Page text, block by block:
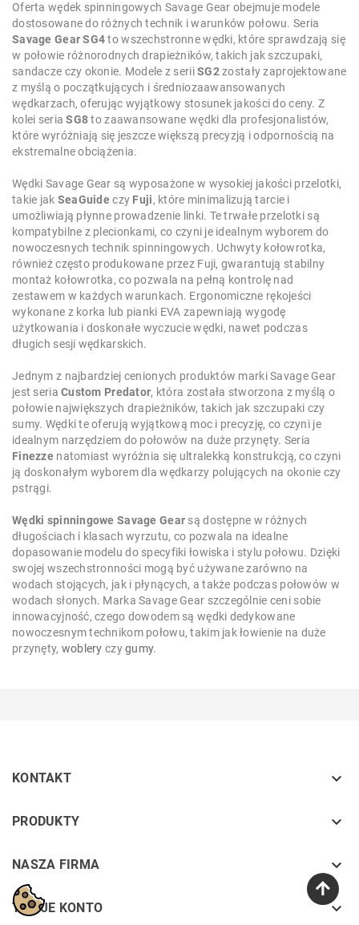
Oferta wędek spinningowych Savage Gear obejmuje modele
dostosowane do różnych technik i warunków połowu. Seria
Savage Gear SG4to wszechstronne wędki, które sprawdzają się
w połowie różnorodnych drapieżników, takich jak szczupaki,
sandacze czy okonie. Modele z seriiSG2zostały zaprojektowane
z myślą o początkujących i średniozaawansowanych
wędkarzach, oferując wyjątkowy stosunek jakości do ceny. Z
kolei seriaSG8to zaawansowane wędki dla profesjonalistów,
które wyróżniają się jeszcze większą precyzją i odpornością na
ekstremalne obciążenia.
Wędki Savage Gear są wyposażone w wysokiej jakości przelotki,
takie jak SeaGuide czy Fuji, które minimalizują tarcie i
umożliwiają płynne prowadzenie linki. Te trwałe przelotki są
kompatybilne z plecionkami, co czyni je idealnym wyborem do
nowoczesnych technik spinningowych. Uchwyty kołowrotka,
również często produkowane przez Fuji, gwarantują stabilny
montaż kołowrotka, co pozwala na pełną kontrolę nad
zestawem w każdych warunkach. Ergonomiczne rękojeści
wykonane z korka lub pianki EVA zapewniają wygodę
użytkowania i doskonałe wyczucie wędki, nawet podczas
długich sesji wędkarskich.
Jednym z najbardziej cenionych produktów marki Savage Gear
jest seriaCustom Predator, która została stworzona z myślą o
połowie największych drapieżników, takich jak szczupaki czy
sumy. Wędki te oferują wyjątkową moc i precyzję, co czyni je
idealnym narzędziem do połowów na duże przynęty. Seria
Finezze natomiast wyróżnia się ultralekką konstrukcją, co czyni
ją doskonałym wyborem dla wędkarzy polujących na okonie czy
pstrągi.
Wędki spinningowe Savage Gear są dostępne w różnych
długościach i klasach wyrzutu, co pozwala na idealne
dopasowanie modelu do specyfiki łowiska i stylu połowu. Dzięki
swojej wszechstronności mogą być używane zarówno na
wodach stojących, jak i płynących, a także podczas połowów w
wodach słonych. Marka Savage Gear szczególnie ceni sobie
innowacyjność, czego dowodem są wędki dedykowane
nowoczesnym technikom połowu, takim jak łowienie na duże
przynęty, woblery czygumy.
KONTAKT 
PRODUKTY keyboard_arrow_down
NASZA FIRMA keyboard_arrow_down
TWOJE KONTO 